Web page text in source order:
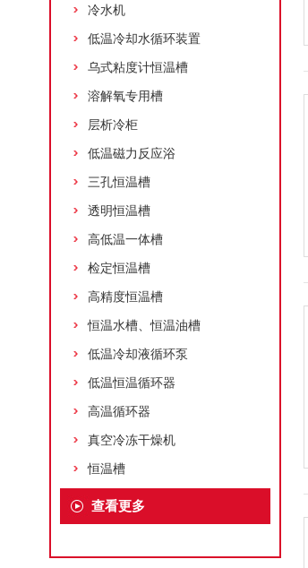
冷水机
低温冷却水循环装置
乌式粘度计恒温槽
溶解氧专用槽
层析冷柜
低温磁力反应浴
三孔恒温槽
透明恒温槽
高低温一体槽
检定恒温槽
高精度恒温槽
恒温水槽、恒温油槽
低温冷却液循环泵
低温恒温循环器
高温循环器
真空冷冻干燥机
恒温槽
查看更多